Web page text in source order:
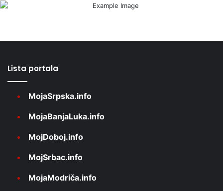
Lista portala
MojaSrpska.info
MojaBanjaLuka.info
MojDoboj.info
MojSrbac.info
MojaModriča.info